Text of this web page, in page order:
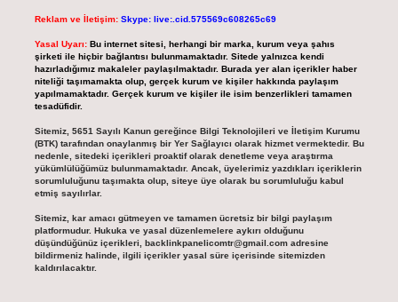
Reklam ve İletişim: Skype: live:.cid.575569c608265c69
Yasal Uyarı: Bu internet sitesi, herhangi bir marka, kurum veya şahıs
şirketi ile hiçbir bağlantısı bulunmamaktadır. Sitede yalnızca kendi
hazırladığımız makaleler paylaşılmaktadır. Burada yer alan içerikler haber
niteliği taşımamakta olup, gerçek kurum ve kişiler hakkında paylaşım
yapılmamaktadır. Gerçek kurum ve kişiler ile isim benzerlikleri tamamen
tesadüfidir.
Sitemiz, 5651 Sayılı Kanun gereğince Bilgi Teknolojileri ve İletişim Kurumu
(BTK) tarafından onaylanmış bir Yer Sağlayıcı olarak hizmet vermektedir. Bu
nedenle, sitedeki içerikleri proaktif olarak denetleme veya araştırma
yükümlülüğümüz bulunmamaktadır. Ancak, üyelerimiz yazdıkları içeriklerin
sorumluluğunu taşımakta olup, siteye üye olarak bu sorumluluğu kabul
etmiş sayılırlar.
Sitemiz, kar amacı gütmeyen ve tamamen ücretsiz bir bilgi paylaşım
platformudur. Hukuka ve yasal düzenlemelere aykırı olduğunu
düşündüğünüz içerikleri, backlinkpanelicomtr@gmail.comadresine
bildirmeniz halinde, ilgili içerikler yasal süre içerisinde sitemizden
kaldırılacaktır.